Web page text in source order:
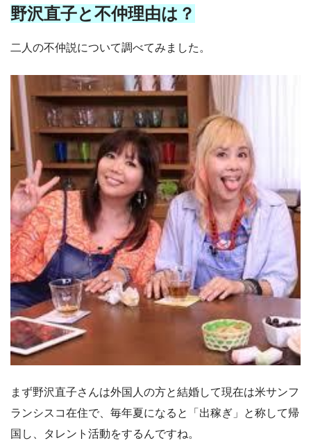
野沢直子と不仲理由は？
二人の不仲説について調べてみました。
まず野沢直子さんは外国人の方と結婚して現在は米サンフ
ランシスコ在住で、毎年夏になると「出稼ぎ」と称して帰
国し、タレント活動をするんですね。